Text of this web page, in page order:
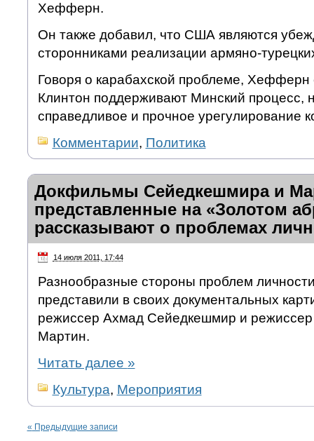
Хефферн.
Он также добавил, что США являются
сторонниками реализации армяно-
Говоря о карабахской проблеме,
Клинтон поддерживают Минский процесс,
справедливое и прочное урегулирование
Комментарии, Политика
Докфильмы Сейедкешмира и
представленные на «Золотом
рассказывают о проблемах
14 июля 2011, 17:44
Разнообразные стороны проблем
представили в своих документальных
режиссер Ахмад Сейедкешмир и
Мартин.
Читать далее »
Культура, Мероприятия
« Предыдущие записи